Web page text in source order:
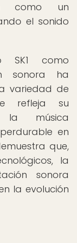
como un
el sonido
SK1 como
sonora ha
variedad de
refleja su
la música
en
que,
la
sonora
la evolución